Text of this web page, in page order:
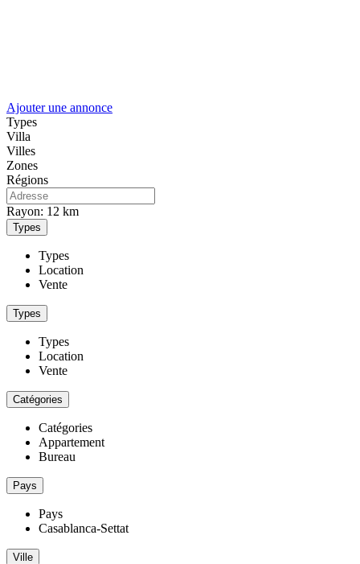
Ajouter une annonce
Types
Villa
Villes
Zones
Régions
Rayon: 12 km
Types
Types
Location
Vente
Types
Types
Location
Vente
Catégories
Catégories
Appartement
Bureau
Pays
Pays
Casablanca-Settat
Ville